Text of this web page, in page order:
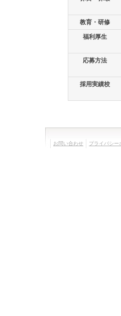
教育・研修
福利厚生
応募方法
採用実績校
お問い合わせ プライバシー